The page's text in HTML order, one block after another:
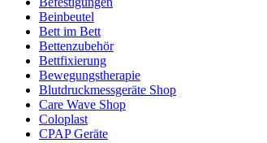
Beinbeutel
Bett im Bett
Bettenzubehör
Bettfixierung
Bewegungstherapie
Blutdruckmessgeräte Shop
Care Wave Shop
Coloplast
CPAP Geräte